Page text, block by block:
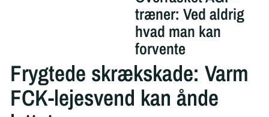
træner: Ved aldrig
hvad man kan
forvente
Frygtede skrækskade: Varm
FCK-lejesvend kan ånde